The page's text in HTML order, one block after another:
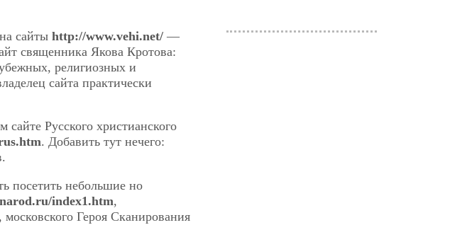
сайты http://www.vehi.net/ —
священника Якова Кротова:
религиозных и
сайта практически
сайте Русского христианского
. Добавить тут нечего:
посетить небольшие но
index1.htm,
Героя Сканирования